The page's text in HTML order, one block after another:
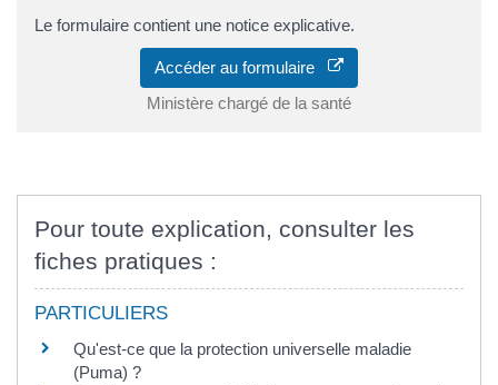
Le formulaire contient une notice explicative.
Accéder au formulaire
Ministère chargé de la santé
Pour toute explication, consulter les
fiches pratiques :
PARTICULIERS
Qu'est-ce que la protection universelle maladie
(Puma) ?